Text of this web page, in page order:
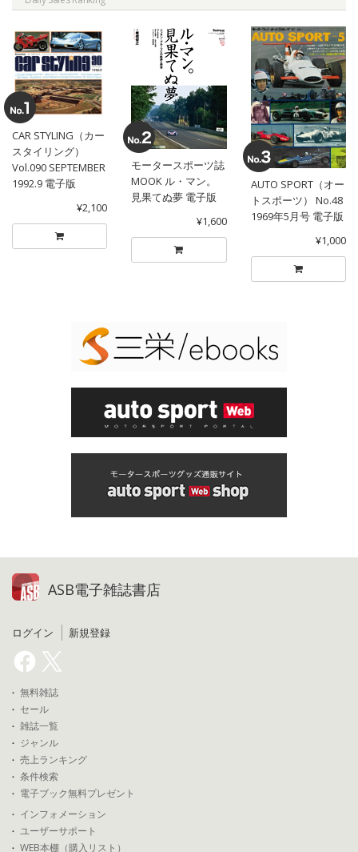
CAR STYLING（カー
スタイリング）
Vol.090 SEPTEMBER
1992.9 電子版
¥2,100
モータースポーツ誌
MOOK ル・マン。
見果てぬ夢 電子版
¥1,600
AUTO SPORT（オー
トスポーツ） No.48
1969年5月号 電子版
¥1,000
ASB電子雑誌書店
ログイン 新規登録
無料雑誌
セール
雑誌一覧
ジャンル
売上ランキング
条件検索
電子ブック無料プレゼント
インフォメーション
ユーザーサポート
WEB本棚（購入リスト）